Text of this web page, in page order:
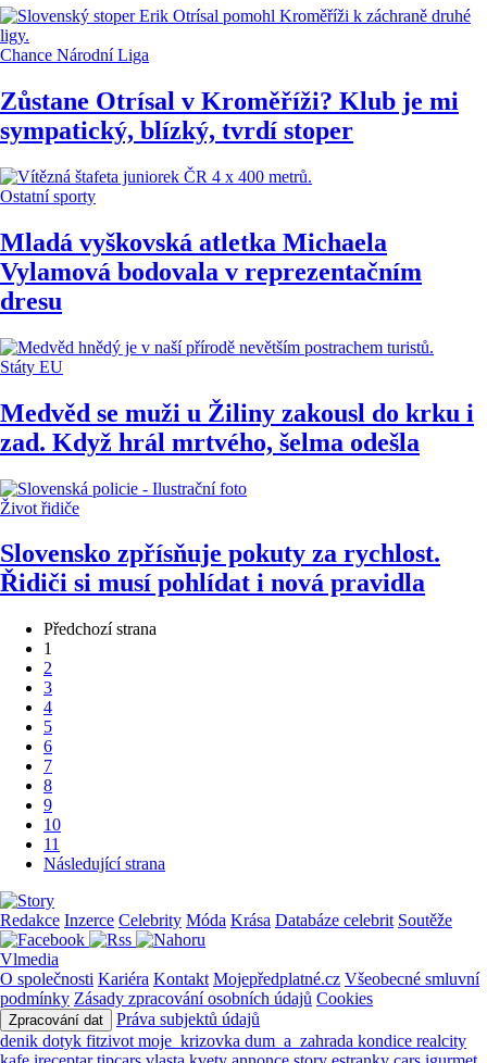
Chance Národní Liga
Zůstane Otrísal v Kroměříži? Klub je mi
sympatický, blízký, tvrdí stoper
Ostatní sporty
Mladá vyškovská atletka Michaela
Vylamová bodovala v reprezentačním
dresu
Státy EU
Medvěd se muži u Žiliny zakousl do krku i
zad. Když hrál mrtvého, šelma odešla
Život řidiče
Slovensko zpřísňuje pokuty za rychlost.
Řidiči si musí pohlídat i nová pravidla
Předchozí strana
1
2
3
4
5
6
7
8
9
10
11
Následující strana
Redakce Inzerce Celebrity Móda Krása Databáze celebrit Soutěže
Vlmedia
O společnosti Kariéra Kontakt Mojepředplatné.cz Všeobecné smluvní
podmínky Zásady zpracování osobních údajů Cookies
Zpracování dat
Práva subjektů údajů
denik dotyk fitzivot moje_krizovka dum_a_zahrada kondice realcity